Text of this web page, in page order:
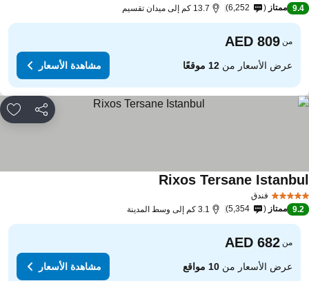
9.4 ممتاز 6,252 13.7 كم إلى ميدان تقسيم
من
عرض الأسعار من12 موقعًا مشاهدة الأسعار
مشاركة
فندق
Rixos Tersane
9.2 ممتاز 5,354 3.1 كم إلى وسط المدينة
من
عرض الأسعار من10 مواقع مشاهدة الأسعار